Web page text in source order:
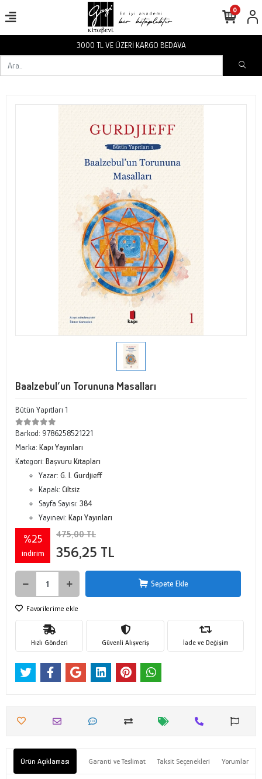
3000 TL VE ÜZERİ KARGO
0
Baalzebul’un Torununa Masalları
Bütün Yapıtları 1
Barkod: 9786258521221
Marka: Kapı Yayınları
Kategori: Başvuru Kitapları
Yazar: G. I. Gurdjieff
Kapak: Ciltsiz
Sayfa Sayısı: 384
Yayınevi: Kapı Yayınları
%25
indirim
475,00 TL
356,25 TL
Sepete Ekle
Favorilerime ekle
Hızlı Gönderi Güvenli Alışveriş İade ve Değişim
Ürün Açıklaması Garanti ve Teslimat Taksit Seçenekleri Yorumlar